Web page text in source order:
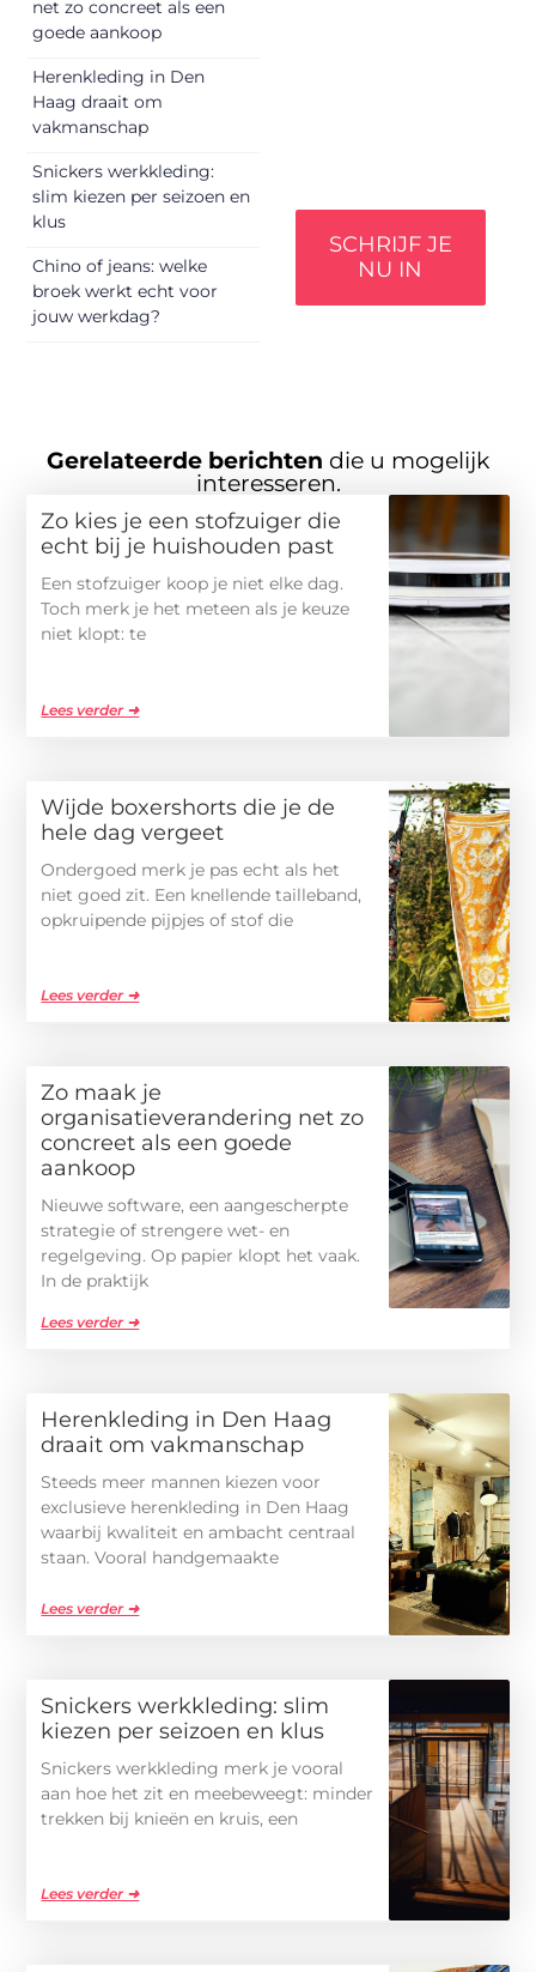
net zo concreet als een
goede aankoop
Herenkleding in Den
Haag draait om
vakmanschap
Snickers werkkleding:
slim kiezen per seizoen en
klus
Chino of jeans: welke
broek werkt echt voor
jouw werkdag?
SCHRIJF JE
NU IN
Gerelateerde berichten die u mogelijk
interesseren.
Zo kies je een stofzuiger die
echt bij je huishouden past
Een stofzuiger koop je niet elke dag.
Toch merk je het meteen als je keuze
niet klopt: te
Lees verder ➜
Wijde boxershorts die je de
hele dag vergeet
Ondergoed merk je pas echt als het
niet goed zit. Een knellende tailleband,
opkruipende pijpjes of stof die
Lees verder ➜
Zo maak je
organisatieverandering net zo
concreet als een goede
aankoop
Nieuwe software, een aangescherpte
strategie of strengere wet- en
regelgeving. Op papier klopt het vaak.
In de praktijk
Lees verder ➜
Herenkleding in Den Haag
draait om vakmanschap
Steeds meer mannen kiezen voor
exclusieve herenkleding in Den Haag
waarbij kwaliteit en ambacht centraal
staan. Vooral handgemaakte
Lees verder ➜
Snickers werkkleding: slim
kiezen per seizoen en klus
Snickers werkkleding merk je vooral
aan hoe het zit en meebeweegt: minder
trekken bij knieën en kruis, een
Lees verder ➜